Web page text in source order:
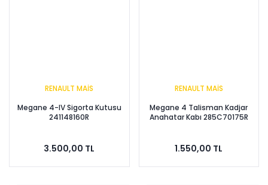
RENAULT MAİS
Megane 4-IV Sigorta Kutusu
241148160R
3.500,00 TL
RENAULT MAİS
Megane 4 Talisman Kadjar
Anahatar Kabı 285C70175R
1.550,00 TL